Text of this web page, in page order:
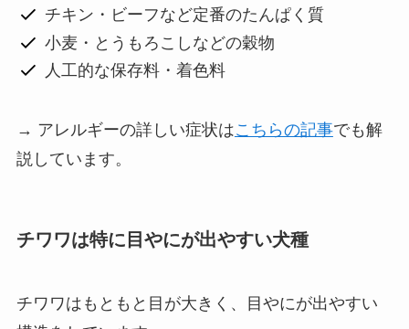
チキン・ビーフなど定番のたんぱく質
小麦・とうもろこしなどの穀物
人工的な保存料・着色料
→ アレルギーの詳しい症状はこちらの記事でも解
説しています。
チワワは特に目やにが出やすい犬種
チワワはもともと目が大きく、目やにが出やすい